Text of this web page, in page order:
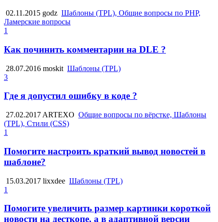
02.11.2015 godz Шаблоны (TPL), Общие вопросы по PHP,
Ламерские вопросы
1
Как починить комментарии на DLE ?
28.07.2016 moskit Шаблоны (TPL)
3
Где я допустил ошибку в коде ?
27.02.2017 ARTEXO Общие вопросы по вёрстке, Шаблоны
(TPL), Стили (CSS)
1
Помогите настроить краткий вывод новостей в
шаблоне?
15.03.2017 lixxdee Шаблоны (TPL)
1
Помогите увеличить размер картинки короткой
новости на десткопе, а в адаптивной версии